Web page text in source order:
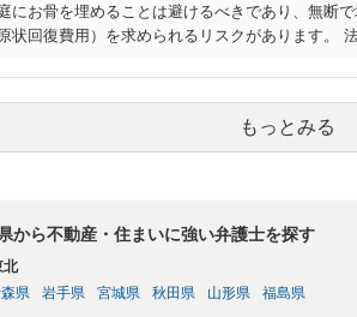
にお骨を埋めることは避けるべきであり、無断
状回復費用）を求められるリスクがあります。
様であっても、土地の所有権はあくまで地主に
他人の所有権を侵害する行為や、借地人として
す。 どうしてもお近くで供養されたい場合は、
大きめの鉢植え等で供養する「プランター葬」
もっとみる
から不動産・住まいに強い弁護士を探す
北
県 岩手県 宮城県 秋田県 山形県 福島県